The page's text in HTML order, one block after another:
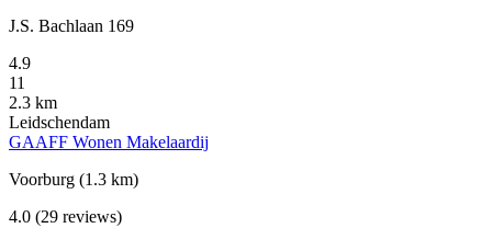
J.S. Bachlaan 169
4.9
11
2.3 km
Leidschendam
GAAFF Wonen Makelaardij
Voorburg (1.3 km)
4.0 (29 reviews)